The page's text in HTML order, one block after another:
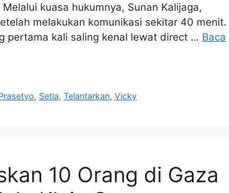
kuasa hukumnya, Sunan Kalijaga,
melakukan komunikasi sekitar 40 menit.
pertama kali saling kenal lewat direct … Baca
, Setia,Telantarkan,Vicky
10 Orang di Gaza